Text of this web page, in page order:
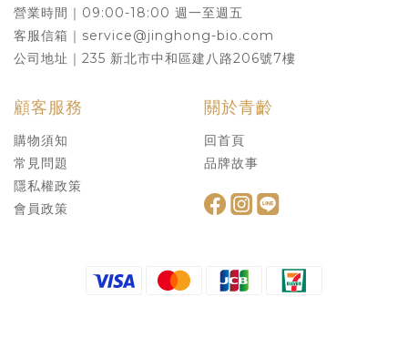
營業時間｜09:00-18:00 週一至週五
客服信箱｜service@jinghong-bio.com
公司地址｜235 新北市中和區建八路206號7樓
顧客服務
購物須知
常見問題
隱私權政策
會員政策
關於青齡
回首頁
品牌故事